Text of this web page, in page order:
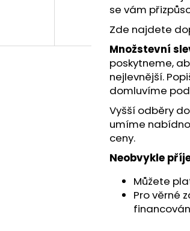
se vám
Zde najdete
Množstevní
poskytneme,
nejlevnější.
domluvíme
Vyšší odběry
umíme
ceny.
Neobvykle
Můžete
Pro věrné